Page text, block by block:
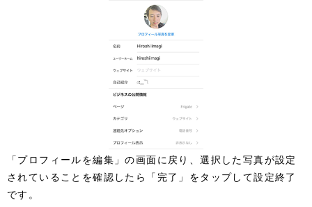
「プロフィールを編集」の画面に戻り、選択した写真が設定
されていることを確認したら「完了」をタップして設定終了
です。